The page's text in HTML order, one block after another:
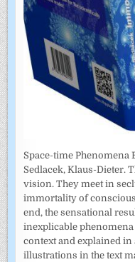
Space-time Phenomena
Sedlacek, Klaus-Dieter.
vision. They meet in
immortality of
end, the sensational
inexplicable
context and explained
illustrations in the text